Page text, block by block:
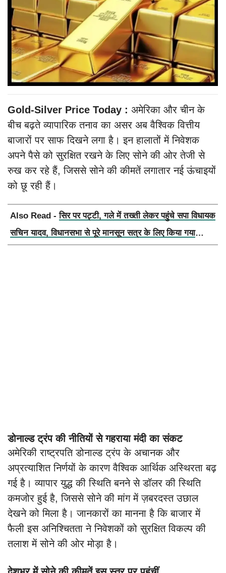
Gold-Silver Price Today : अमेरिका और चीन के
बीच बढ़ते व्यापारिक तनाव का असर अब वैश्विक वित्तीय
बाजारों पर साफ दिखने लगा है। इन हालातों में निवेशक
अपने पैसे को सुरक्षित रखने के लिए सोने की ओर तेजी से
रुख कर रहे हैं, जिससे सोने की कीमतें लगातार नई ऊंचाइयों
को छू रही हैं।
Also Read -सिर पर पट्टी, गले में तख्ती लेकर पहुंचे सपा विधायक
सचिन यादव, विधानसभा से पूरे मानसून सत्र के लिए किया गया
डोनाल्ड ट्रंप की नीतियों से गहराया मंदी का संकट
अमेरिकी राष्ट्रपति डोनाल्ड ट्रंप के अचानक और
अप्रत्याशित निर्णयों के कारण वैश्विक आर्थिक अस्थिरता बढ़
गई है। व्यापार युद्ध की स्थिति बनने से डॉलर की स्थिति
कमजोर हुई है, जिससे सोने की मांग में ज़बरदस्त उछाल
देखने को मिला है। जानकारों का मानना है कि बाजार में
फैली इस अनिश्चितता ने निवेशकों को सुरक्षित विकल्प की
तलाश में सोने की ओर मोड़ा है।